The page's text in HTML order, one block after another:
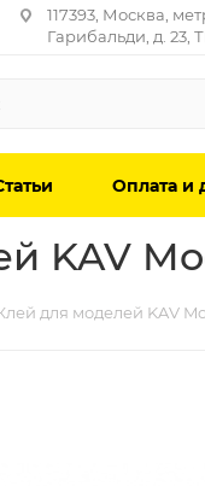
117393, Москва,
Гарибальди, д. 23,
Оплата и
KAV
для моделей KAV